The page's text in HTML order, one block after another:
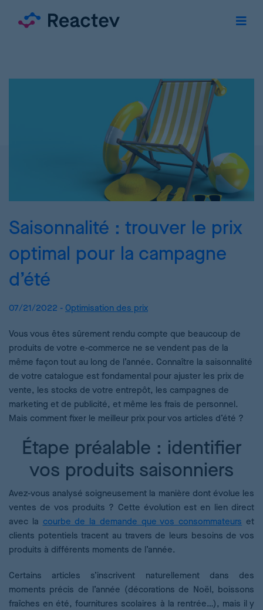
Saisonnalité : trouver le prix
optimal pour la campagne
d’été
07/21/2022 - Optimisation des prix
Vous vous êtes sûrement rendu compte que beaucoup de
produits de votre e-commerce ne se vendent pas de la
même façon tout au long de l’année. Connaître la saisonnalité
de votre catalogue est fondamental pour ajuster les prix de
vente, les stocks de votre entrepôt, les campagnes de
marketing et de publicité, et même les frais de personnel.
Mais comment fixer le meilleur prix pour vos articles d’été ?
Étape préalable : identifier
vos produits saisonniers
Avez-vous analysé soigneusement la manière dont évolue les
ventes de vos produits ? Cette évolution est en lien direct
avec la courbe de la demande que vos consommateurs et
clients potentiels tracent au travers de leurs besoins de vos
produits à différents moments de l’année.
Certains articles s’inscrivent naturellement dans des
moments précis de l’année (décorations de Noël, boissons
fraîches en été, fournitures scolaires à la rentrée…), mais il y